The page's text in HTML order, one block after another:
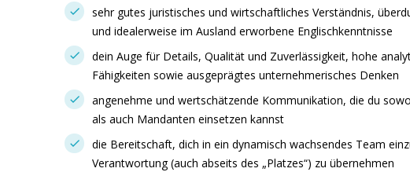
sehr gutes juristisches und wirtschaftliches Verständnis,
und idealerweise im Ausland erworbene Englischkenntnisse
dein Auge für Details, Qualität und Zuverlässigkeit, hohe
Fähigkeiten sowie ausgeprägtes unternehmerisches Denken
angenehme und wertschätzende Kommunikation, die du
als auch Mandanten einsetzen kannst
die Bereitschaft, dich in ein dynamisch wachsendes Team
Verantwortung (auch abseits des „Platzes“) zu übernehmen